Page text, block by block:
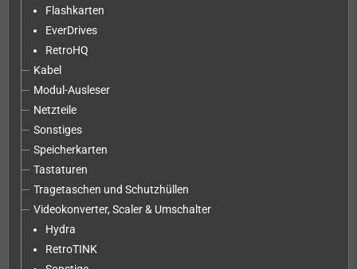
Flashkarten
EverDrives
RetroHQ
Kabel
Modul-Ausleser
Netzteile
Sonstiges
Speicherkarten
Tastaturen
Tragetaschen und Schutzhüllen
Videokonverter, Scaler & Umschalter
Hydra
RetroTINK